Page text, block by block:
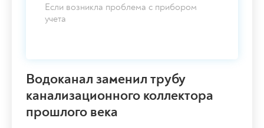
Если возникла проблема с прибором
учета
Водоканал заменил трубу
канализационного коллектора
прошлого века